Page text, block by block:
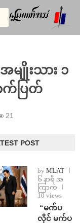
ျိုးသား ၁
က်ပြတ်
21
POST
by MLAT
၆ နာရီ အ
ကြာက
10 views
⁨ ⁨“မက်ပ
လိုင် မက်ပ